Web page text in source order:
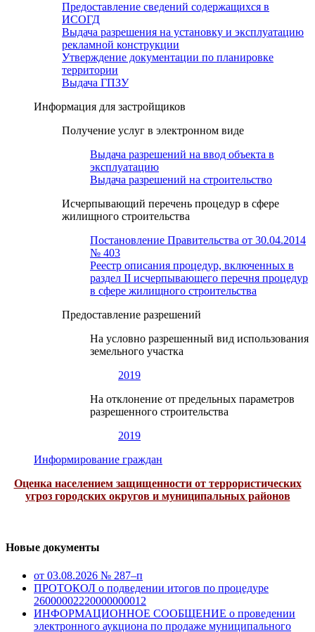
Предоставление сведений содержащихся в
ИСОГД
Выдача разрешения на установку и эксплуатацию
рекламной конструкции
Утверждение документации по планировке
территории
Выдача ГПЗУ
Информация для застройщиков
Получение услуг в электронном виде
Выдача разрешений на ввод объекта в
эксплуатацию
Выдача разрешений на строительство
Исчерпывающий перечень процедур в сфере
жилищного строительства
Постановление Правительства от 30.04.2014
№ 403
Реестр описания процедур, включенных в
раздел II исчерпывающего перечня процедур
в сфере жилищного строительства
Предоставление разрешений
На условно разрешенный вид использования
земельного участка
2019
На отклонение от предельных параметров
разрешенного строительства
2019
Информирование граждан
Оценка населением защищенности от террористических
угроз городских округов и муниципальных районов
Новые документы
от 03.08.2026 № 287–п
ПРОТОКОЛ о подведении итогов по процедуре
26000002220000000012
ИНФОРМАЦИОННОЕ СООБЩЕНИЕ о проведении
электронного аукциона по продаже муниципального